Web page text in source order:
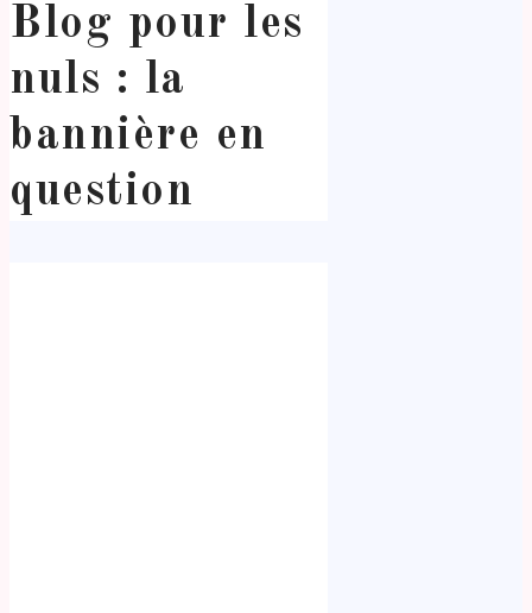
Blog pour les
nuls : la
bannière en
question